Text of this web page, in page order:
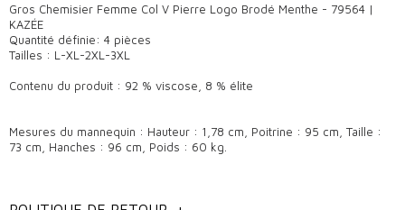
Gros Chemisier Femme Col V Pierre Logo Brodé Menthe - 79564 |
KAZÉE
Quantité définie: 4 pièces
Tailles : L-XL-2XL-3XL
Contenu du produit : 92 % viscose, 8 % élite
Mesures du mannequin : Hauteur : 1,78 cm, Poitrine : 95 cm, Taille :
73 cm, Hanches : 96 cm, Poids : 60 kg.